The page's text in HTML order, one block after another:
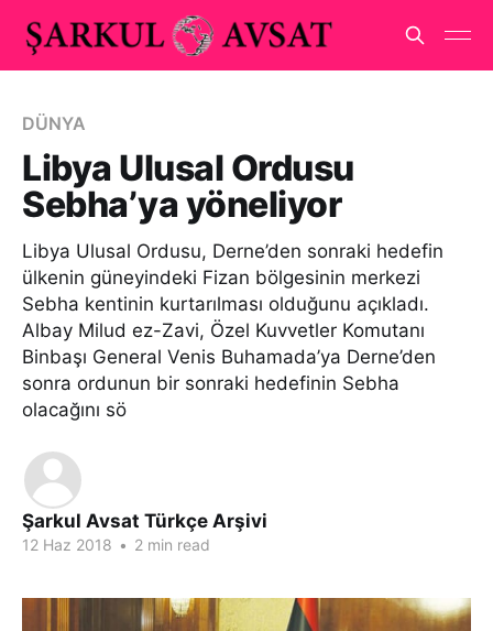
DÜNYA
Libya Ulusal Ordusu
Sebha’ya yöneliyor
Libya Ulusal Ordusu, Derne’den sonraki hedefin
ülkenin güneyindeki Fizan bölgesinin merkezi
Sebha kentinin kurtarılması olduğunu açıkladı.
Albay Milud ez-Zavi, Özel Kuvvetler Komutanı
Binbaşı General Venis Buhamada’ya Derne’den
sonra ordunun bir sonraki hedefinin Sebha
olacağını sö
Şarkul Avsat Türkçe Arşivi
12 Haz 2018 • 2 min read